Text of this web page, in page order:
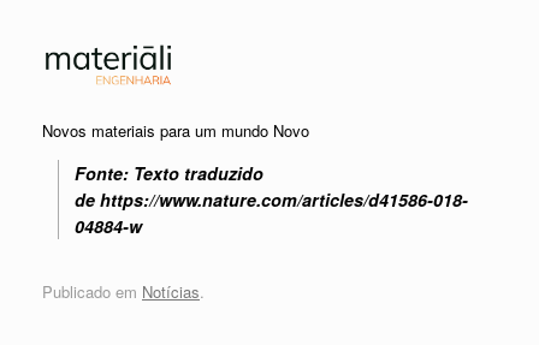
Novos materiais para um mundo Novo
Fonte: Texto traduzido
de https://www.nature.com/articles/d41586-018-
04884-w
Publicado em Notícias.